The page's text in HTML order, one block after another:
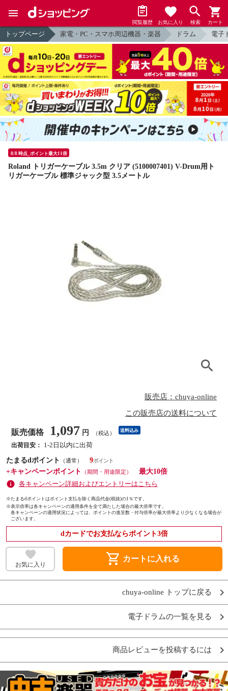
閲覧履歴 お気に入り 検索 カート
トップページ 家電・PC・スマホ周辺機器・楽器 ドラム 電子
8/8 時点_ポイント最大11倍
Roland トリガーケーブル 3.5m クリア (5100007401) V-Drum用ト
リガーケーブル 標準ジャック型 3.5メートル
販売店：chuya-online
この販売店の送料について
販売価格 1,097 円 （税込） 送料込み
出荷目安：
1-2日以内に出荷
たまるdポイント
（通常）
9
+キャンペーンポイント
（期間・用途限定）
最大10倍
各キャンペーン詳細およびエントリーはこちら
※たまるdポイントはポイント支払を除く商品代金(税抜)の1％です。
※表示倍率は各キャンペーンの適用条件を全て満たした場合の最大倍率です。
各キャンペーンの適用状況によっては、ポイントの進呈数・付与倍率が最大倍率より少なくなる場合が
ございます。
dカードでお支払ならポイント3倍
お気に入り shopping_cart カートに入れる
chuya-online トップに戻る
電子ドラムの一覧を見る
商品レビューを投稿するには